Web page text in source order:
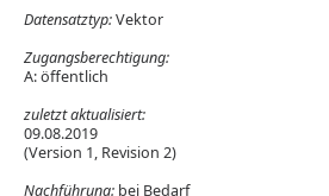
Datensatztyp:Vektor
Zugangsberechtigung:
A: öffentlich
zuletzt aktualisiert:
09.08.2019
(Version 1, Revision 2)
Nachführung:bei Bedarf